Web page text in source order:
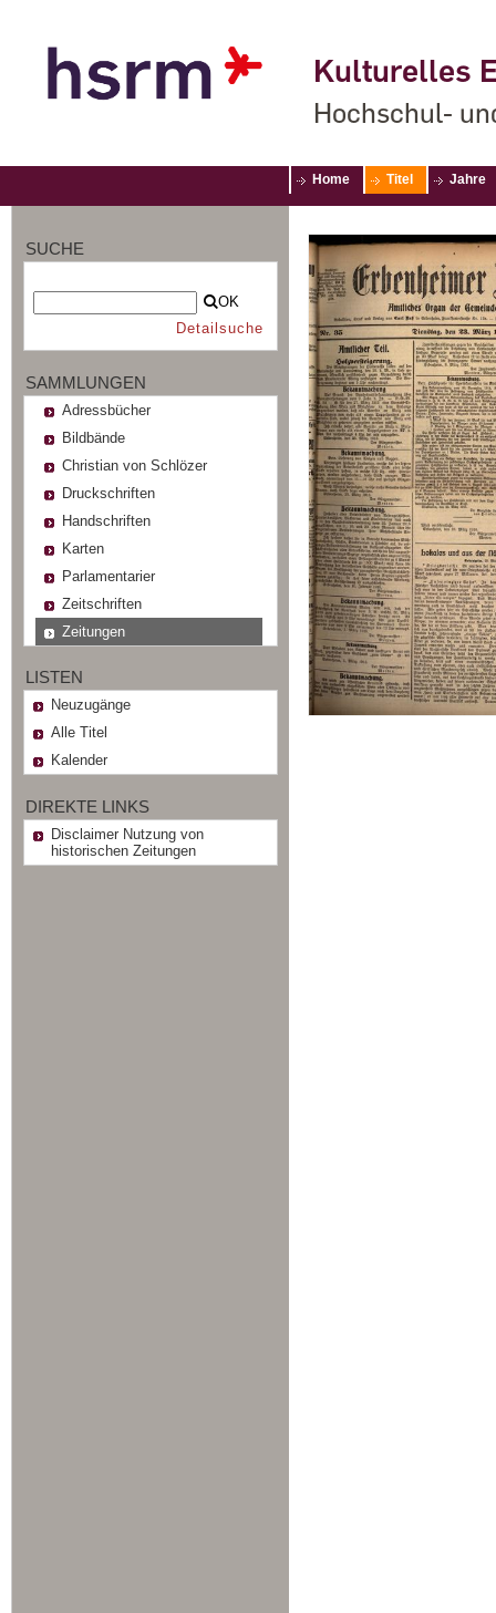
Kulturelles
Hochschul-
Home Titel Jahre
SUCHE
OK
Detailsuche
SAMMLUNGEN
Adressbücher
Bildbände
Christian von Schlözer
Druckschriften
Handschriften
Karten
Parlamentarier
Zeitschriften
Zeitungen
LISTEN
Neuzugänge
Alle Titel
Kalender
DIREKTE LINKS
Disclaimer Nutzung von
historischen Zeitungen